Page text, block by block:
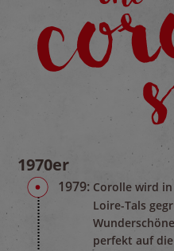
1970er
1979: Corolle wird
Loire-Tals
perfekt auf